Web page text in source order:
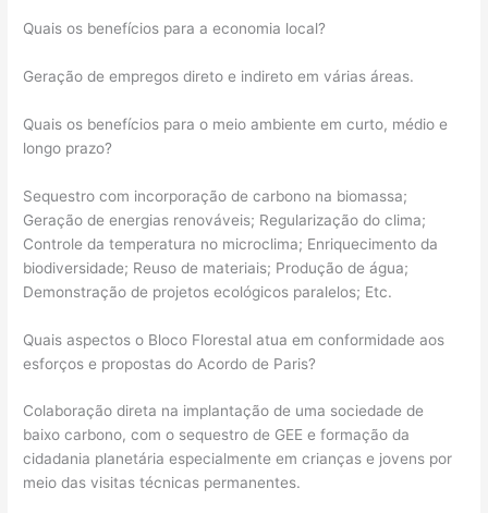
Quais os benefícios para a economia local?
Geração de empregos direto e indireto em várias áreas.
Quais os benefícios para o meio ambiente em curto, médio e
longo prazo?
Sequestro com incorporação de carbono na biomassa;
Geração de energias renováveis; Regularização do clima;
Controle da temperatura no microclima; Enriquecimento da
biodiversidade; Reuso de materiais; Produção de água;
Demonstração de projetos ecológicos paralelos; Etc.
Quais aspectos o Bloco Florestal atua em conformidade aos
esforços e propostas do Acordo de Paris?
Colaboração direta na implantação de uma sociedade de
baixo carbono, com o sequestro de GEE e formação da
cidadania planetária especialmente em crianças e jovens por
meio das visitas técnicas permanentes.